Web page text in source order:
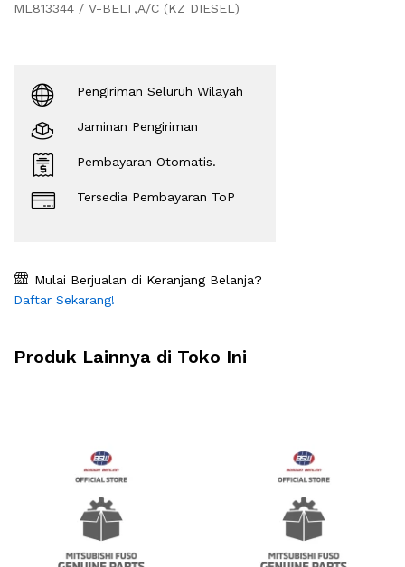
ML813344 / V-BELT,A/C (KZ DIESEL)
Pengiriman Seluruh Wilayah
Jaminan Pengiriman
Pembayaran Otomatis.
Tersedia Pembayaran ToP
Mulai Berjualan di Keranjang Belanja?
Daftar Sekarang!
Produk Lainnya di Toko Ini